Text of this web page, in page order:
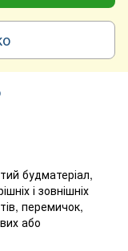
будматеріал,
і зовнішніх
перемичок,
або